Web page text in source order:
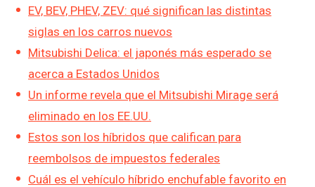
EV, BEV, PHEV, ZEV: qué significan las distintas
siglas en los carros nuevos
Mitsubishi Delica: el japonés más esperado se
acerca a Estados Unidos
Un informe revela que el Mitsubishi Mirage será
eliminado en los EE.UU.
Estos son los híbridos que califican para
reembolsos de impuestos federales
Cuál es el vehículo híbrido enchufable favorito en